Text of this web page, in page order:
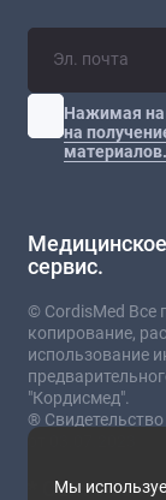
Мы
Нажимая на
на
материалов.
сервис.
© CordisMed
копирование,
использование
"Кордисмед".
®
от 03.07.2023
* Сайт